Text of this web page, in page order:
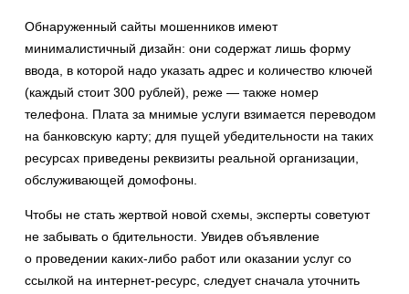
Обнаруженный сайты мошенников имеют
минималистичный дизайн: они содержат лишь форму
ввода, в которой надо указать адрес и количество ключей
(каждый стоит 300 рублей), реже — также номер
телефона. Плата за мнимые услуги взимается переводом
на банковскую карту; для пущей убедительности на таких
ресурсах приведены реквизиты реальной организации,
обслуживающей домофоны.
Чтобы не стать жертвой новой схемы, эксперты советуют
не забывать о бдительности. Увидев объявление
о проведении каких-либо работ или оказании услуг со
ссылкой на интернет-ресурс, следует сначала уточнить